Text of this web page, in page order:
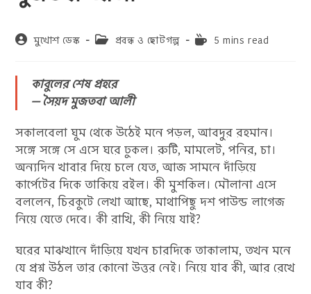
Postমুখোশ ডেস্ক
Post প্রবন্ধ ও ছোটগল্প
Reading5 mins read
কাবুলের শেষ প্রহরে
— সৈয়দ মুজতবা আলী
সকালবেলা ঘুম থেকে উঠেই মনে পড়ল, আবদুর রহমান।
সঙ্গে সঙ্গে সে এসে ঘরে ঢুকল। রুটি, মামলেট, পনির, চা।
অন্যদিন খাবার দিয়ে চলে যেত, আজ সামনে দাঁড়িয়ে
কার্পেটের দিকে তাকিয়ে রইল। কী মুশকিল। মৌলানা এসে
বললেন, চিরকুটে লেখা আছে, মাথাপিছু দশ পাউন্ড লাগেজ
নিয়ে যেতে দেবে। কী রাখি, কী নিয়ে যাই?
ঘরের মাঝখানে দাঁড়িয়ে যখন চারদিকে তাকালাম, তখন মনে
যে প্রশ্ন উঠল তার কোনো উত্তর নেই। নিয়ে যাব কী, আর রেখে
যাব কী?